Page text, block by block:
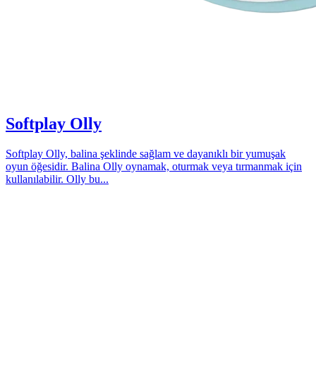
Softplay Olly
Softplay Olly, balina şeklinde sağlam ve dayanıklı bir yumuşak
oyun öğesidir. Balina Olly oynamak, oturmak veya tırmanmak için
kullanılabilir. Olly bu...